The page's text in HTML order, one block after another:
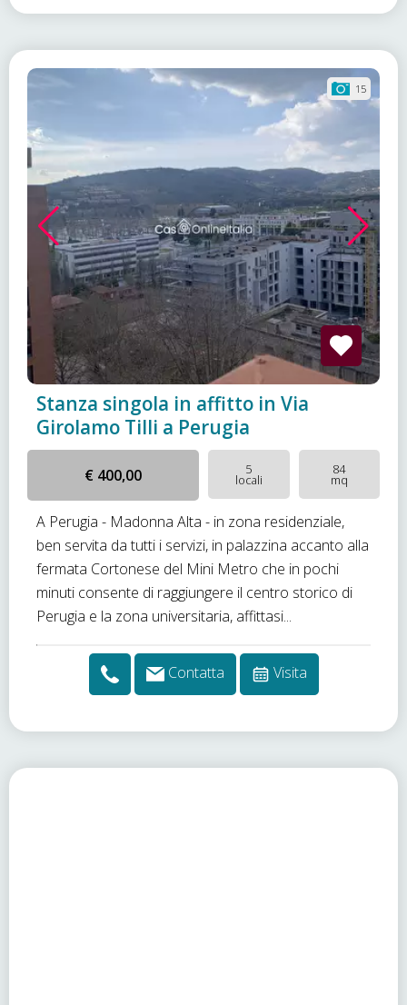
15
Stanza singola in affitto in Via
Girolamo Tilli a Perugia
€ 400,00 5
locali
84
mq
A Perugia - Madonna Alta - in zona residenziale,
ben servita da tutti i servizi, in palazzina accanto alla
fermata Cortonese del Mini Metro che in pochi
minuti consente di raggiungere il centro storico di
Perugia e la zona universitaria, affittasi...
Contatta Visita